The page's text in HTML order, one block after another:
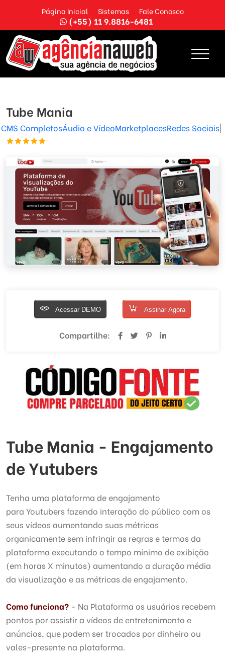
Página Inicial Sistemas Fale Conosco
(+55) 11 9.8816-6481
Tube Mania
CMS CompletosÁudio e VídeoMarketplacesRedes Sociais|
Acessar DEMO Assinar Agora
Compartilhe:
Tube Mania - Engajamento
de Yutubers
Tenha uma plataforma de engajamento
para Youtubers fazendo interação do público com os
seus vídeos aumentando suas métricas
organicamente sem infringir as regras e termos da
plataforma executando o tempo mínimo de exibição
(em horas X minutos) aumentando a duração média
da visualização e as métricas de engajamento.
Como funciona? - Na Plataforma os usuários recebem
pontos por assistir a vídeos de entretenimento e
anúncios, que podem ser trocados por dinheiro ou
vales-presente na plataforma.